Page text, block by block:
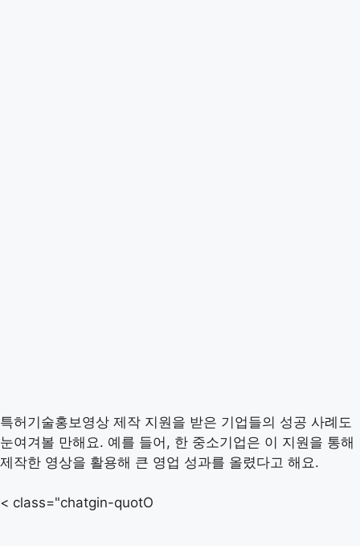
특허기술홍보영상 제작 지원을 받은 기업들의 성공 사례도
눈여겨볼 만해요. 예를 들어, 한 중소기업은 이 지원을 통해
제작한 영상을 활용해 큰 영업 성과를 올렸다고 해요.
< class="chatgin-quotO